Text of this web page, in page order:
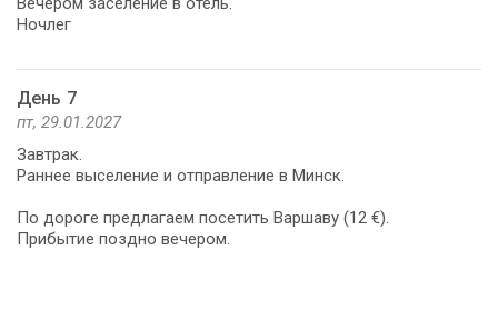
Ночлег
День 7
пт, 29.01.2027
Завтрак.
Раннее выселение и отправление в Минск.
По дороге предлагаем посетить Варшаву (12 €).
Прибытие поздно вечером.